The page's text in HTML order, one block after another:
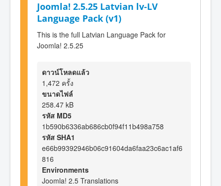
Joomla! 2.5.25 Latvian lv-LV
Language Pack (v1)
This is the full Latvian Language Pack for
Joomla! 2.5.25
ดาวน์โหลดแล้ว
1,472 ครั้ง
ขนาดไฟล์
258.47 kB
รหัส MD5
1b590b6336ab686cb0f94f11b498a758
รหัส SHA1
e66b99392946b06c91604da6faa23c6ac1af6
816
Environments
Joomla! 2.5 Translations